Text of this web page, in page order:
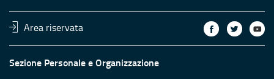
Area riservata
Sezione Personale e Organizzazione